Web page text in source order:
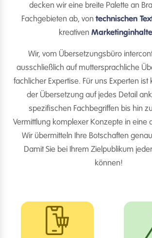
decken wir eine breite Palette an
Fachgebieten ab, vontechnischen
kreativen
Wir, vom Übersetzungsbüro
ausschließlich auf muttersprachliche
fachlicher Expertise. Für uns Experten ist
der Übersetzung auf jedes Detail
spezifischen Fachbegriffen bis hin
Vermittlung komplexer Konzepte in eine
Wir übermitteln Ihre Botschaften
Damit Sie bei Ihrem Zielpublikum
können!